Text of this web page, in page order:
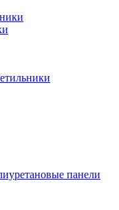
панели